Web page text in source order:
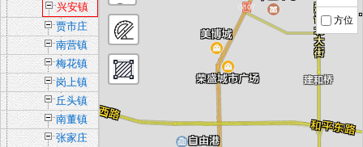
兴安镇
贾市庄
镇
南营镇
梅花镇
岗上镇
丘头镇
南董镇
张家庄
方位